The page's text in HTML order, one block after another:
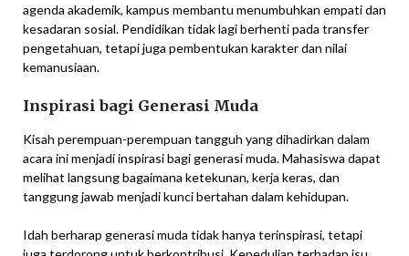
agenda akademik, kampus membantu menumbuhkan empati dan
kesadaran sosial. Pendidikan tidak lagi berhenti pada transfer
pengetahuan, tetapi juga pembentukan karakter dan nilai
kemanusiaan.
Inspirasi bagi Generasi Muda
Kisah perempuan-perempuan tangguh yang dihadirkan dalam
acara ini menjadi inspirasi bagi generasi muda. Mahasiswa dapat
melihat langsung bagaimana ketekunan, kerja keras, dan
tanggung jawab menjadi kunci bertahan dalam kehidupan.
Idah berharap generasi muda tidak hanya terinspirasi, tetapi